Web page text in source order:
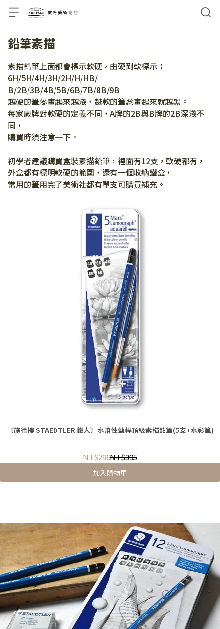
鉛筆素描
素描鉛筆上面都會標示軟硬，由硬到軟標示：
6H/5H/4H/3H/2H/H/HB/
B/2B/3B/4B/5B/6B/7B/8B/9B
越硬的筆蕊畫起來越淺，越軟的筆蕊畫起來就越黑。
每家廠牌對軟硬的定義不同，A牌的2B與B牌的2B深淺不
同，
購買時須注意一下。
初學者建議購買盒裝素描鉛筆，裡面有12支，軟硬都有，
外盒都有標明軟硬的範圍，還有一個收納鐵盒，
常用的筆用完了美術社都有單支可購買補充。
〔施德樓 STAEDTLER 鐵人〕水溶性藍桿頂級素描鉛筆(5支+水彩筆)
NT$296NT$395
加入購物車